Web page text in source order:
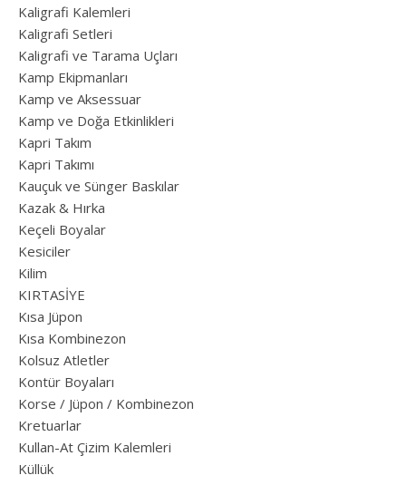
Kaligrafi Kalemleri
Kaligrafi Setleri
Kaligrafi ve Tarama Uçları
Kamp Ekipmanları
Kamp ve Aksessuar
Kamp ve Doğa Etkinlikleri
Kapri Takım
Kapri Takımı
Kauçuk ve Sünger Baskılar
Kazak & Hırka
Keçeli Boyalar
Kesiciler
Kilim
KIRTASİYE
Kısa Jüpon
Kısa Kombinezon
Kolsuz Atletler
Kontür Boyaları
Korse / Jüpon / Kombinezon
Kretuarlar
Kullan-At Çizim Kalemleri
Küllük